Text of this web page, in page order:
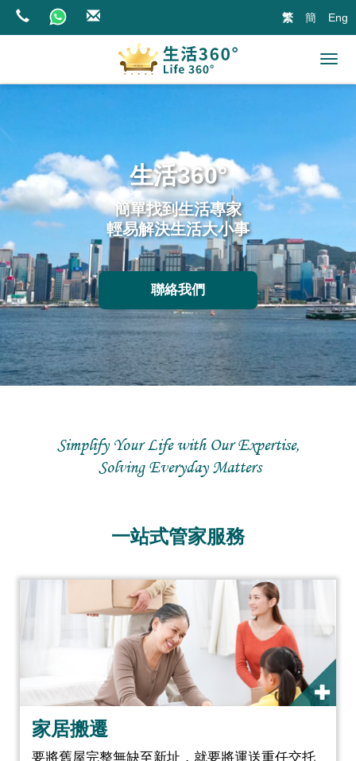
繁 簡 Eng
生活360°
簡單找到生活專家
輕易解決生活大小事
聯絡我們
Simplify Your Life with Our Expertise,
Solving Everyday Matters
一站式管家服務
家居搬遷
要將舊屋完整無缺至新址，就要將運送重任交托